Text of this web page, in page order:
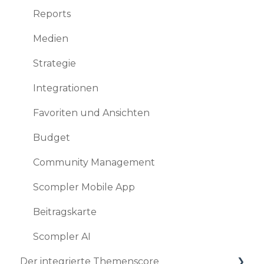
Reports
Medien
Strategie
Integrationen
Favoriten und Ansichten
Budget
Community Management
Scompler Mobile App
Beitragskarte
Scompler AI
Der integrierte Themenscore